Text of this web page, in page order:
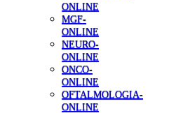
ONLINE
MGF-
ONLINE
NEURO-
ONLINE
ONCO-
ONLINE
OFTALMOLOGIA-
ONLINE